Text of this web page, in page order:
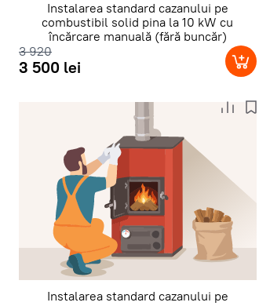
Instalarea standard cazanului pe
combustibil solid pina la 10 kW cu
încărcare manuală (fără buncăr)
3 920
3 500 lei
Instalarea standard cazanului pe